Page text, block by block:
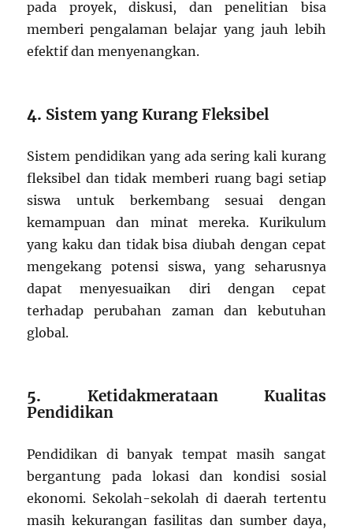
pada proyek, diskusi, dan penelitian bisa
memberi pengalaman belajar yang jauh lebih
efektif dan menyenangkan.
4. Sistem yang Kurang Fleksibel
Sistem pendidikan yang ada sering kali kurang
fleksibel dan tidak memberi ruang bagi setiap
siswa untuk berkembang sesuai dengan
kemampuan dan minat mereka. Kurikulum
yang kaku dan tidak bisa diubah dengan cepat
mengekang potensi siswa, yang seharusnya
dapat menyesuaikan diri dengan cepat
terhadap perubahan zaman dan kebutuhan
global.
5. Ketidakmerataan Kualitas
Pendidikan
Pendidikan di banyak tempat masih sangat
bergantung pada lokasi dan kondisi sosial
ekonomi. Sekolah-sekolah di daerah tertentu
masih kekurangan fasilitas dan sumber daya,